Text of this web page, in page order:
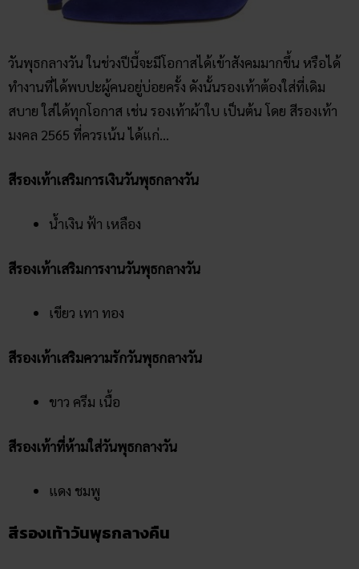
วันพุธกลางวัน ในช่วงปีนี้จะมีโอกาสได้เข้าสังคมมากขึ้น หรือได้
ทำงานที่ได้พบปะผู้คนอยู่บ่อยครั้ง ดังนั้นรองเท้าต้องใส่ที่เดิม
สบาย ใส่ได้ทุกโอกาส เช่น รองเท้าผ้าใบ เป็นต้น โดย สีรองเท้า
มงคล 2565 ที่ควรเน้น ได้แก่…
สีรองเท้าเสริมการเงินวันพุธกลางวัน
น้ำเงิน ฟ้า เหลือง
สีรองเท้าเสริมการงานวันพุธกลางวัน
เขียว เทา ทอง
สีรองเท้าเสริมความรักวันพุธกลางวัน
ขาว ครีม เนื้อ
สีรองเท้าที่ห้ามใส่วันพุธกลางวัน
แดง ชมพู
สีรองเท้าวันพุธกลางคืน